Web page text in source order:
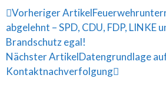
Vorheriger Artikel
abgelehnt – SPD, CDU, FDP, LINKE
Brandschutz egal!
Nächster ArtikelDatengrundlage
Kontaktnachverfolgung